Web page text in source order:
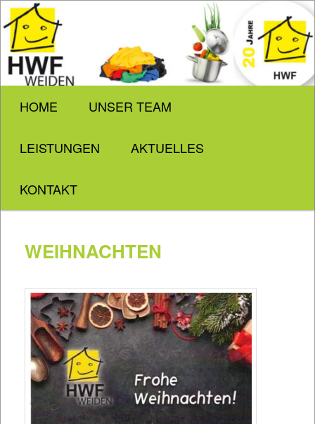
Zum
Inhalt
wechseln
Weiden
HOME UNSER TEAM
LEISTUNGEN AKTUELLES
KONTAKT
WEIHNACHTEN